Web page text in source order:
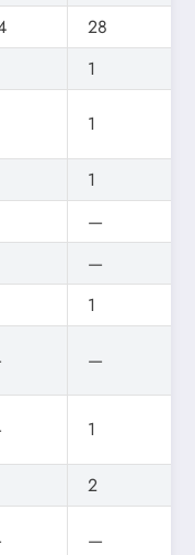
28
1
1
1
—
—
1
—
1
2
—